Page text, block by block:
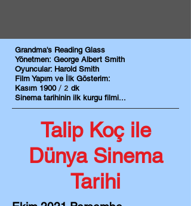
Grandma's Reading Glass
Yönetmen: George Albert Smith
Oyuncular: Harold Smith
Film Yapım ve İlk Gösterim:
Kasım 1900​​ / 2 dk
Sinema tarihinin ilk kurgu filmi...
Talip Koç ile
Dünya Sinema
Tarihi